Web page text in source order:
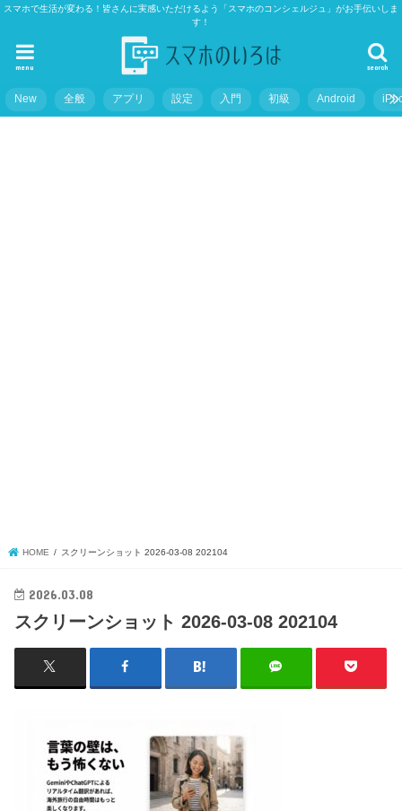
スマホで生活が変わる！皆さんに実感いただけるよう「スマホのコンシェルジュ」がお手伝いしま
す！
search
menu
New 全般 アプリ 設定 入門 初級 Android
HOME スクリーンショット 2026-03-08 202104
2026.03.08
スクリーンショット 2026-03-08 202104